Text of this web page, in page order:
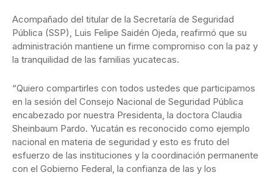
Acompañado del titular de la Secretaría de Seguridad
Pública (SSP), Luis Felipe Saidén Ojeda, reafirmó que su
administración mantiene un firme compromiso con la paz y
la tranquilidad de las familias yucatecas.
“Quiero compartirles con todos ustedes que participamos
en la sesión del Consejo Nacional de Seguridad Pública
encabezado por nuestra Presidenta, la doctora Claudia
Sheinbaum Pardo. Yucatán es reconocido como ejemplo
nacional en materia de seguridad y esto es fruto del
esfuerzo de las instituciones y la coordinación permanente
con el Gobierno Federal, la confianza de las y los